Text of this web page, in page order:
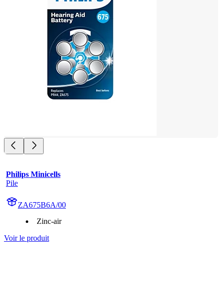
Philips Minicells
Pile
ZA675B6A/00
Zinc-air
Voir le produit